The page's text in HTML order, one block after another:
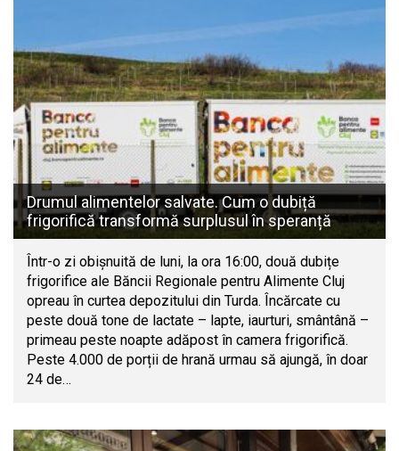
Drumul alimentelor salvate. Cum o dubiță
frigorifică transformă surplusul în speranță
Într-o zi obișnuită de luni, la ora 16:00, două dubițe
frigorifice ale Băncii Regionale pentru Alimente Cluj
opreau în curtea depozitului din Turda. Încărcate cu
peste două tone de lactate – lapte, iaurturi, smântână –
primeau peste noapte adăpost în camera frigorifică.
Peste 4.000 de porții de hrană urmau să ajungă, în doar
24 de…